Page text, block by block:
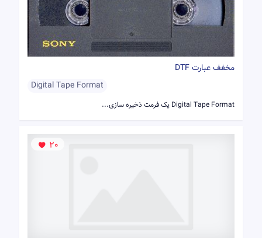
مخفف عبارت DTF
Digital Tape Format
Digital Tape Format یک فرمت ذخیره سازی...
20